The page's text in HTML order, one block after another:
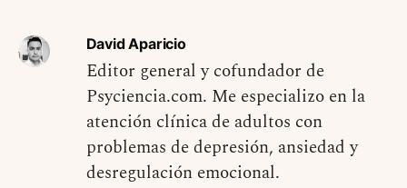
David Aparicio
Editor general y cofundador de
Psyciencia.com. Me especializo en la
atención clínica de adultos con
problemas de depresión, ansiedad y
desregulación emocional.